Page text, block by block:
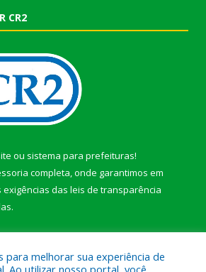
CR2
ou sistema para prefeituras!
completa, onde garantimos em
das leis de transparência
para melhorar sua experiência de
Ao utilizar nosso portal, você